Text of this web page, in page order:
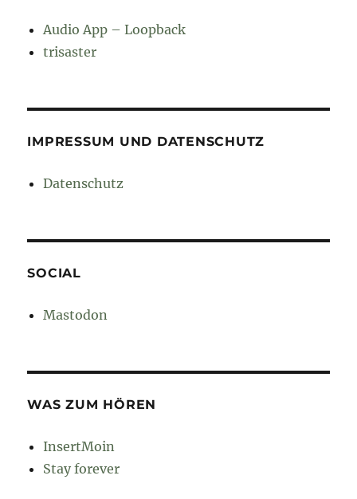
Audio App – Loopback
trisaster
IMPRESSUM UND DATENSCHUTZ
Datenschutz
SOCIAL
Mastodon
WAS ZUM HÖREN
InsertMoin
Stay forever